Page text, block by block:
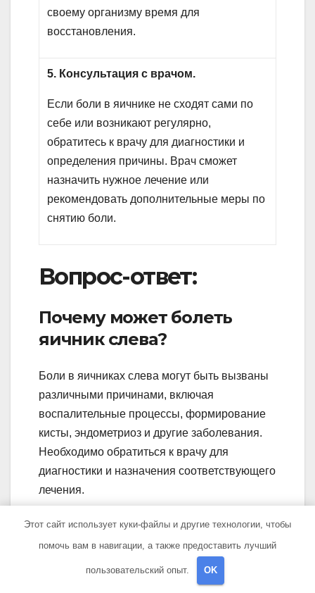
своему организму время для
восстановления.
5. Консультация с врачом.
Если боли в яичнике не сходят сами по
себе или возникают регулярно,
обратитесь к врачу для диагностики и
определения причины. Врач сможет
назначить нужное лечение или
рекомендовать дополнительные меры по
снятию боли.
Вопрос-ответ:
Почему может болеть
яичник слева?
Боли в яичниках слева могут быть вызваны
различными причинами, включая
воспалительные процессы, формирование
кисты, эндометриоз и другие заболевания.
Необходимо обратиться к врачу для
диагностики и назначения соответствующего
лечения.
Какие симптомы могут
сопровождать боль в
левом яичнике?
Этот сайт использует куки-файлы и другие технологии, чтобы
помочь вам в навигации, а также предоставить лучший
пользовательский опыт. OK